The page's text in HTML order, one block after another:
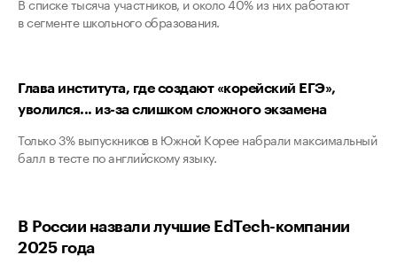
в сегменте школьного образования.
Глава института, где создают «корейский ЕГЭ»,
уволился... из-за слишком сложного экзамена
Только 3% выпускников в Южной Корее набрали максимальный
балл в тесте по английскому языку.
В России назвали лучшие EdTech-компании
2025 года